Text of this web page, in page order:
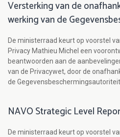
Versterking van de
werking van de
De ministerraad keurt op voorstel
Privacy Mathieu Michel een
beantwoorden aan de
van de Privacywet, door de
de
NAVO Strategic Level
De ministerraad keurt op voorstel